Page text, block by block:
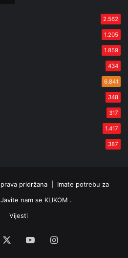
2.562
1.205
1.859
434
6.841
348
317
1.417
387
pridržana | Imate potrebu za
nam se KLIKOM .
Vijesti
YouTubeInstagram